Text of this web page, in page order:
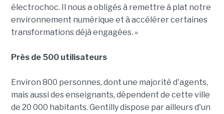
électrochoc. Il nous a obligés à remettre à plat notre
environnement numérique et à accélérer certaines
transformations déjà engagées. »
Près de 500 utilisateurs
Environ 800 personnes, dont une majorité d'agents,
mais aussi des enseignants, dépendent de cette ville
de 20 000 habitants. Gentilly dispose par ailleurs d'un